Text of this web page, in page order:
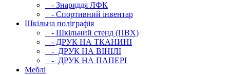
- Знаряддя ЛФК
- Спортивний інвентар
Шкільна поліграфія
- Шкільний стенд (ПВХ)
- ДРУК НА ТКАНИНІ
- ДРУК НА ВІНІЛІ
- ДРУК НА ПАПЕРІ
Меблі